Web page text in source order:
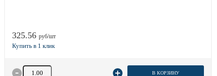
325.56 руб/шт
Количество товара В КОРЗИНУ